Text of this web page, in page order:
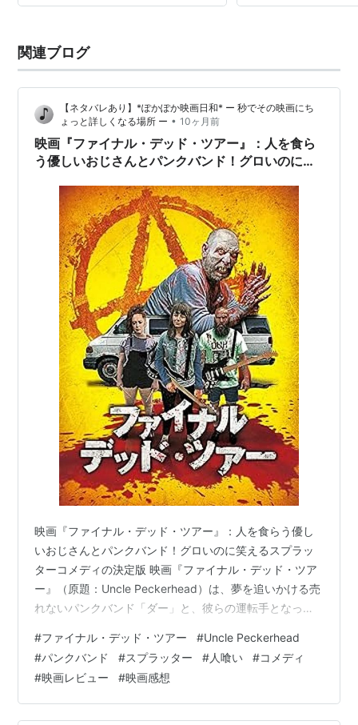
関連ブログ
【ネタバレあり】*ぽかぽか映画日和* ー 秒でその映画にち
ょっと詳しくなる場所 ー • 10ヶ月前
映画『ファイナル・デッド・ツアー』：人を食ら
う優しいおじさんとパンクバンド！グロいのに笑
映画『ファイナル・デッド・ツアー』：人を食らう優し
いおじさんとパンクバンド！グロいのに笑えるスプラッ
ターコメディの決定版 映画『ファイナル・デッド・ツア
ー』（原題：Uncle Peckerhead）は、夢を追いかける売
れないパンクバンド「ダー」と、彼らの運転手となっ
（Uncle Peckerhead）が織りなす、異色のスプラッタ
ー・コメディです。監督はマシュー・ジョン・ローレン
ス。グロテスクな描写と、メンバー間の緩い友情、そし
てサイコパスなペックのギャップが絶妙に絡み合い、
#ファイナル・デッド・ツアー #Uncle Peckerhead
#パンクバンド #スプラッター #人喰い #コメディ
#映画レビュー #映画感想